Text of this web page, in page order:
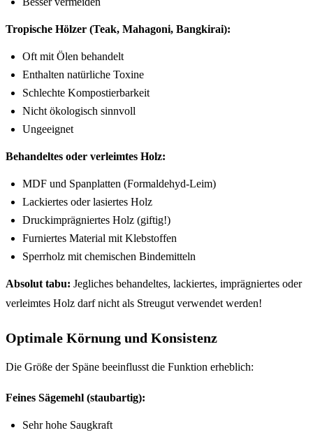
Tropische Hölzer (Teak, Mahagoni, Bangkirai):
Oft mit Ölen behandelt
Enthalten natürliche Toxine
Schlechte Kompostierbarkeit
Nicht ökologisch sinnvoll
Ungeeignet
Behandeltes oder verleimtes Holz:
MDF und Spanplatten (Formaldehyd-Leim)
Lackiertes oder lasiertes Holz
Druckimprägniertes Holz (giftig!)
Furniertes Material mit Klebstoffen
Sperrholz mit chemischen Bindemitteln
Absolut tabu: Jegliches behandeltes, lackiertes, imprägniertes oder
verleimtes Holz darf nicht als Streugut verwendet werden!
Optimale Körnung und Konsistenz
Die Größe der Späne beeinflusst die Funktion erheblich:
Feines Sägemehl (staubartig):
Sehr hohe Saugkraft